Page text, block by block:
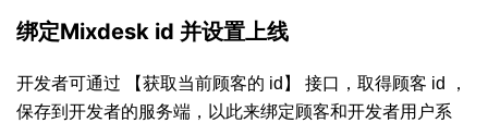
绑定Mixdesk id 并设置上线
开发者可通过 【获取当前顾客的 id】 接口，取得顾客 id ，
保存到开发者的服务端，以此来绑定顾客和开发者用户系